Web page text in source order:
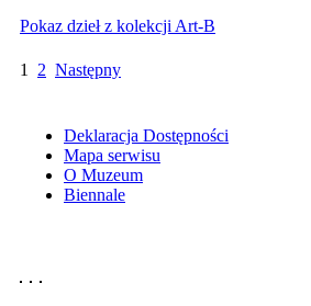
Pokaz dzieł z kolekcji Art-B
1 2 Następny
Deklaracja Dostępności
Mapa serwisu
O Muzeum
Biennale